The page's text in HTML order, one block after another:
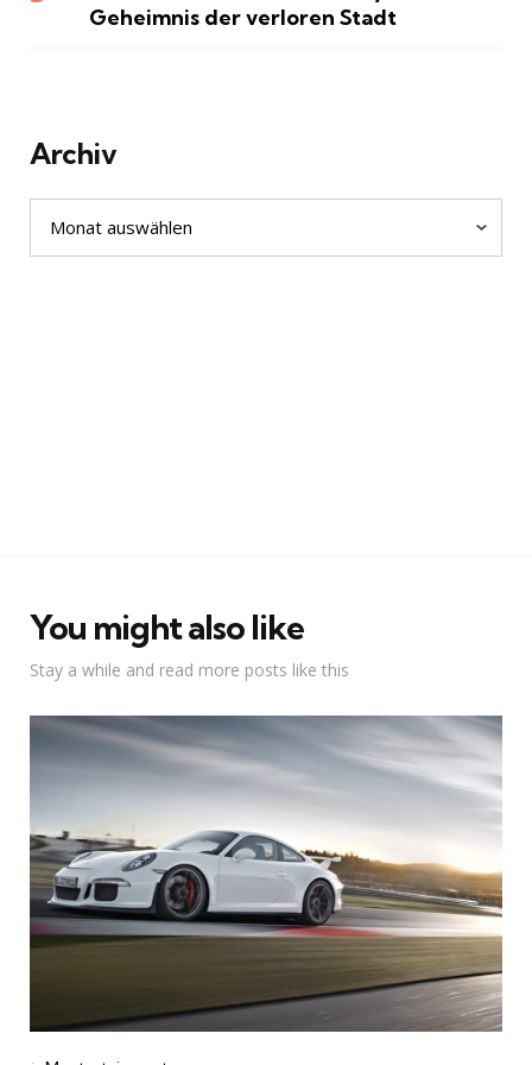
Geheimnis der verloren Stadt
Archiv
You might also like
Stay a while and read more posts like this